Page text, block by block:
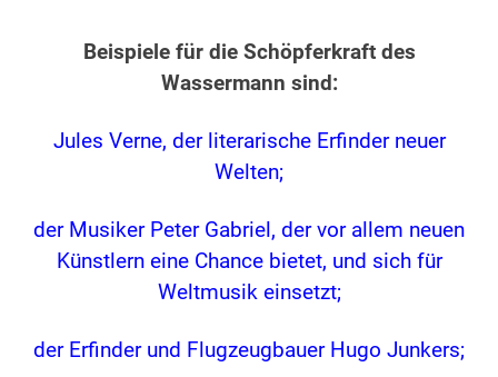
Beispiele für die Schöpferkraft des
Wassermann sind:
Jules Verne, der literarische Erfinder neuer
Welten;
der Musiker Peter Gabriel, der vor allem neuen
Künstlern eine Chance bietet, und sich für
Weltmusik einsetzt;
der Erfinder und Flugzeugbauer Hugo Junkers;